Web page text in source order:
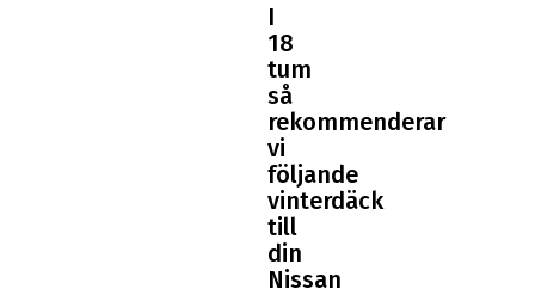
I
18
tum
så
rekommenderar
vi
följande
vinterdäck
till
din
Nissan